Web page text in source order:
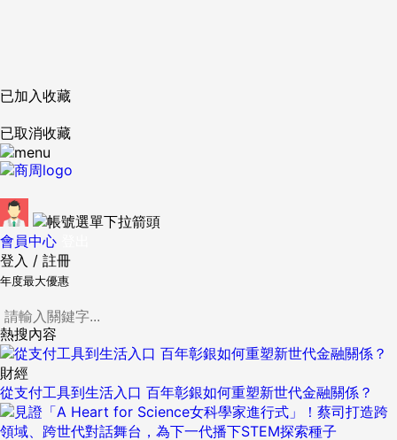
已加入收藏
已取消收藏
會員中心
登入 / 註冊
年度最大優惠
熱搜內容
財經
從支付工具到生活入口 百年彰銀如何重塑新世代金融關係？